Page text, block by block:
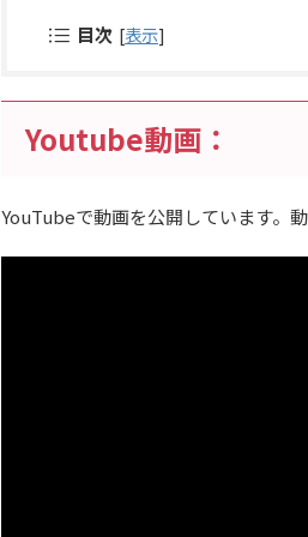
目次 [表示]
Youtube動画：
YouTubeで動画を公開しています。